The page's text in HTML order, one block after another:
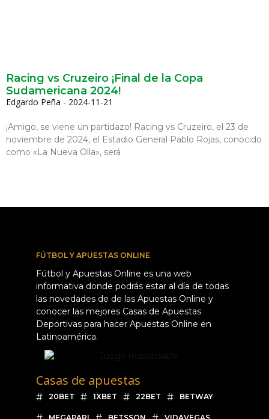
Racing vs Cruzeiro ¡Final de la Copa
Sudamericana 2024!
Edgardo Peña 2024-11-21
¡Amigo, se viene un partidazo! Racing vs Cruzeiro, el 23 de
noviembre de 2024, el Estadio General Pablo Rojas, conocido
como «La Nueva Olla», será
FÚTBOL Y APUESTAS ONLINE
Fútbol y Apuestas Online es una web
informativa donde podrás estar al día de todas
las novedades de de las Apuestas Online y
conocer las mejores Casas de Apuestas
Deportivas para hacer Apuestas Online en
Latinoamérica.
Casas de apuestas
20BET 1XBET 22BET BETWAY